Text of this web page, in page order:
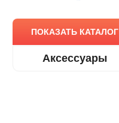
ПОКАЗАТЬ КАТАЛОГ
Аксессуары